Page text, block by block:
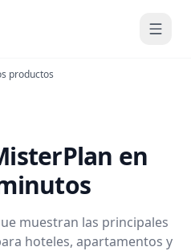
productos
en
muestran las principales
hoteles, apartamentos y